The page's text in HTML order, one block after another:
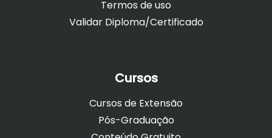
Termos de uso
Validar Diploma/Certificado
Cursos
Cursos de Extensão
Pós-Graduação